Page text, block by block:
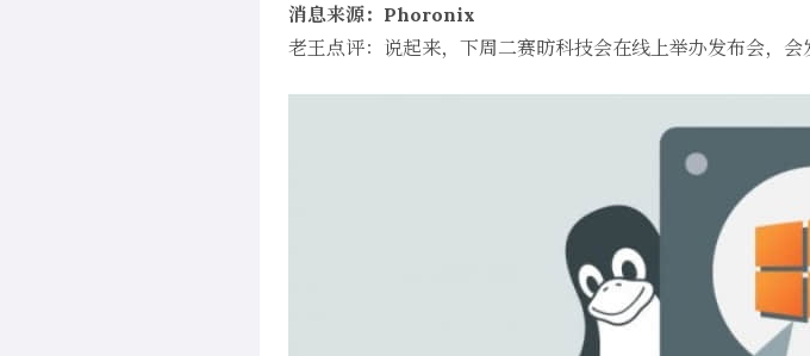
消息来源：Phoronix
老王点评：说起来，下周二赛昉科技会在线上举办发布会，